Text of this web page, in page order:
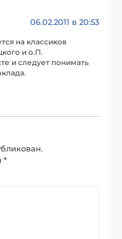
06.02.2011 в 20:53
на классиков
и о.П.
и следует понимать
*